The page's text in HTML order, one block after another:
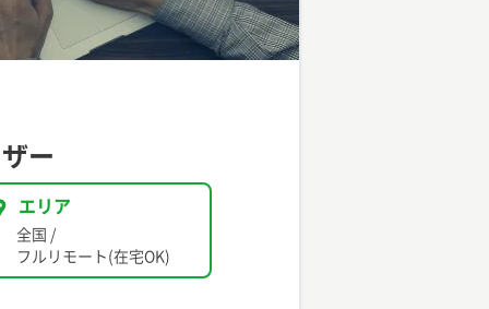
ー
エリア
全国 /
フルリモート(在宅OK)